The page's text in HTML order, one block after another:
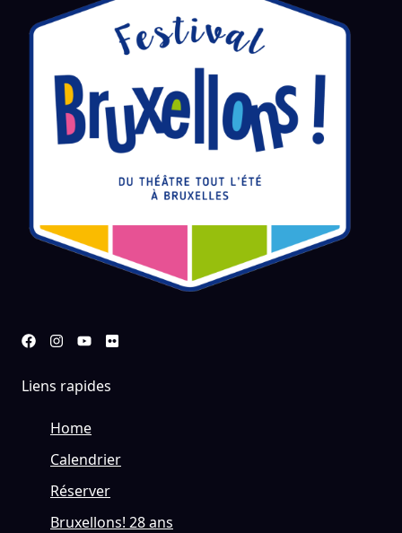
Liens rapides
Home
Calendrier
Réserver
Bruxellons! 28 ans